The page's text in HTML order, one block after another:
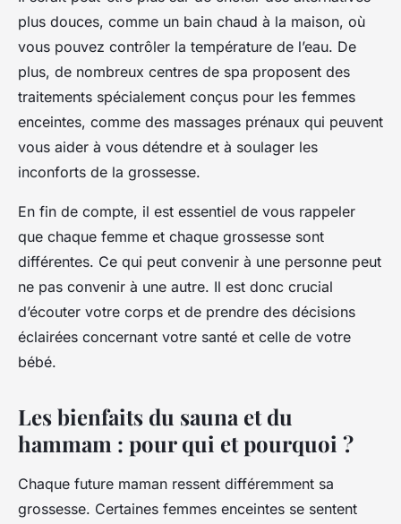
plus douces, comme un bain chaud à la maison, où
vous pouvez contrôler la température de l’eau. De
plus, de nombreux centres de spa proposent des
traitements spécialement conçus pour les femmes
enceintes, comme des massages prénaux qui peuvent
vous aider à vous détendre et à soulager les
inconforts de la grossesse.
En fin de compte, il est essentiel de vous rappeler
que chaque femme et chaque grossesse sont
différentes. Ce qui peut convenir à une personne peut
ne pas convenir à une autre. Il est donc crucial
d’écouter votre corps et de prendre des décisions
éclairées concernant votre santé et celle de votre
bébé.
Les bienfaits du sauna et du
hammam : pour qui et pourquoi ?
Chaque future maman ressent différemment sa
grossesse. Certaines femmes enceintes se sentent